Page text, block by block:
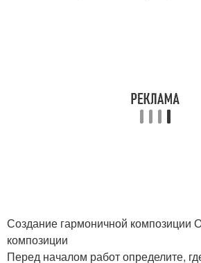
Создание гармоничной композиции
композиции
Перед началом работ определите,